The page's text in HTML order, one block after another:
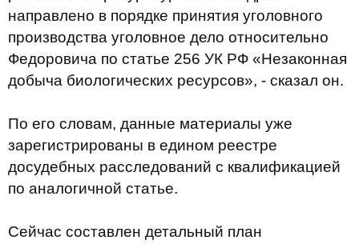
направлено в порядке принятия уголовного
производства уголовное дело относительно
Федоровича по статье 256 УК РФ «Незаконная
добыча биологических ресурсов», - сказал он.
По его словам, данные материалы уже
зарегистрированы в едином реестре
досудебных расследований с квалификацией
по аналогичной статье.
Сейчас составлен детальный план